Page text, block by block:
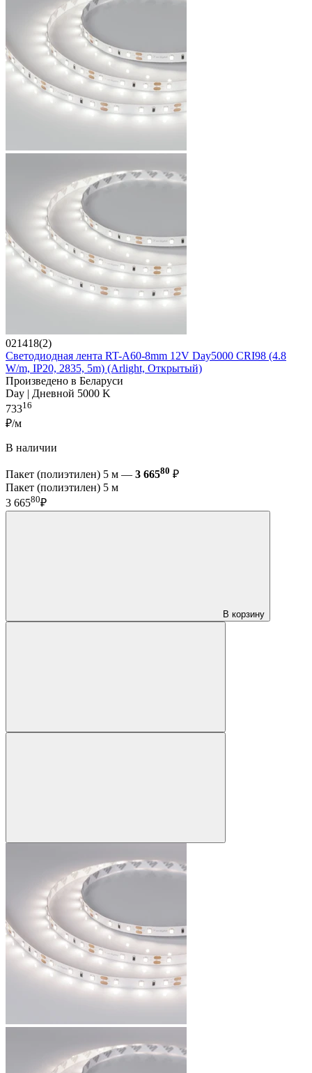
021418(2)
Светодиодная лента RT-A60-8mm 12V Day5000 CRI98 (4.8
W/m, IP20, 2835, 5m) (Arlight, Открытый)
Произведено в Беларуси
Day | Дневной 5000 K
73316
₽/м
В наличии
Пакет (полиэтилен) 5 м — 3 66580 ₽
Пакет (полиэтилен) 5 м
3 66580₽
В корзину